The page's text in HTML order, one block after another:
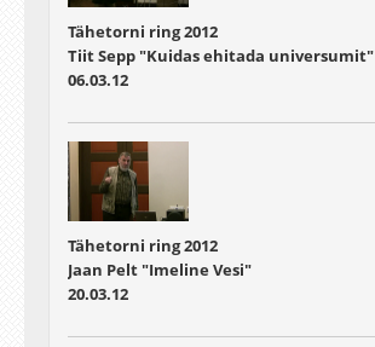
Tähetorni ring 2012
Tiit Sepp "Kuidas ehitada universumit"
06.03.12
Tähetorni ring 2012
Jaan Pelt "Imeline Vesi"
20.03.12